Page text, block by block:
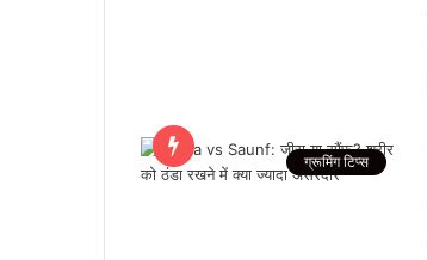
ग्रूमिंग टिप्स